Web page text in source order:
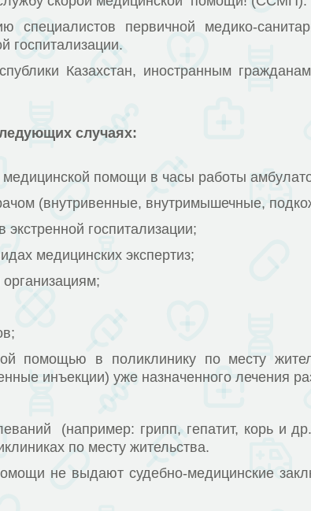
первичной медико-
госпитализации.
Казахстан, иностранным гражданам
случаях:
помощи в часы работы
(внутривенные, внутримышечные,
госпитализации;
медицинских экспертиз;
помощью в поликлинику по месту
инъекции) уже назначенного
(например: грипп, гепатит, корь и др.)
по месту жительства.
не выдают судебно-медицинские